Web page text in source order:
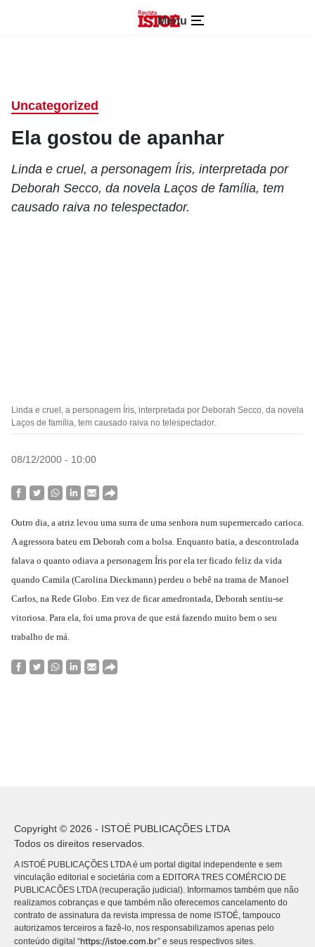
Menu
Uncategorized
Ela gostou de apanhar
Linda e cruel, a personagem Íris, interpretada por
Deborah Secco, da novela Laços de família, tem
causado raiva no telespectador.
Linda e cruel, a personagem Íris, interpretada por Deborah Secco, da novela
Laços de família, tem causado raiva no telespectador.
08/12/2000 - 10:00
Outro dia, a atriz levou uma surra de uma senhora num supermercado carioca.
A agressora bateu em Deborah com a bolsa. Enquanto batia, a descontrolada
falava o quanto odiava a personagem Íris por ela ter ficado feliz da vida
quando Camila (Carolina Dieckmann) perdeu o bebê na trama de Manoel
Carlos, na Rede Globo. Em vez de ficar amedrontada, Deborah sentiu-se
vitoriosa. Para ela, foi uma prova de que está fazendo muito bem o seu
trabalho de má.
Copyright © 2026 - ISTOÉ PUBLICAÇÕES LTDA
Todos os direitos reservados.
A ISTOÉ PUBLICAÇÕES LTDA é um portal digital independente e sem
vinculação editorial e societária com a EDITORA TRES COMÉRCIO DE
PUBLICACÕES LTDA (recuperação judicial). Informamos também que não
realizamos cobranças e que também não oferecemos cancelamento do
contrato de assinatura da revista impressa de nome ISTOÉ, tampouco
autorizamos terceiros a fazê-lo, nos responsabilizamos apenas pelo
conteúdo digital “https://istoe.com.br” e seus respectivos sites.